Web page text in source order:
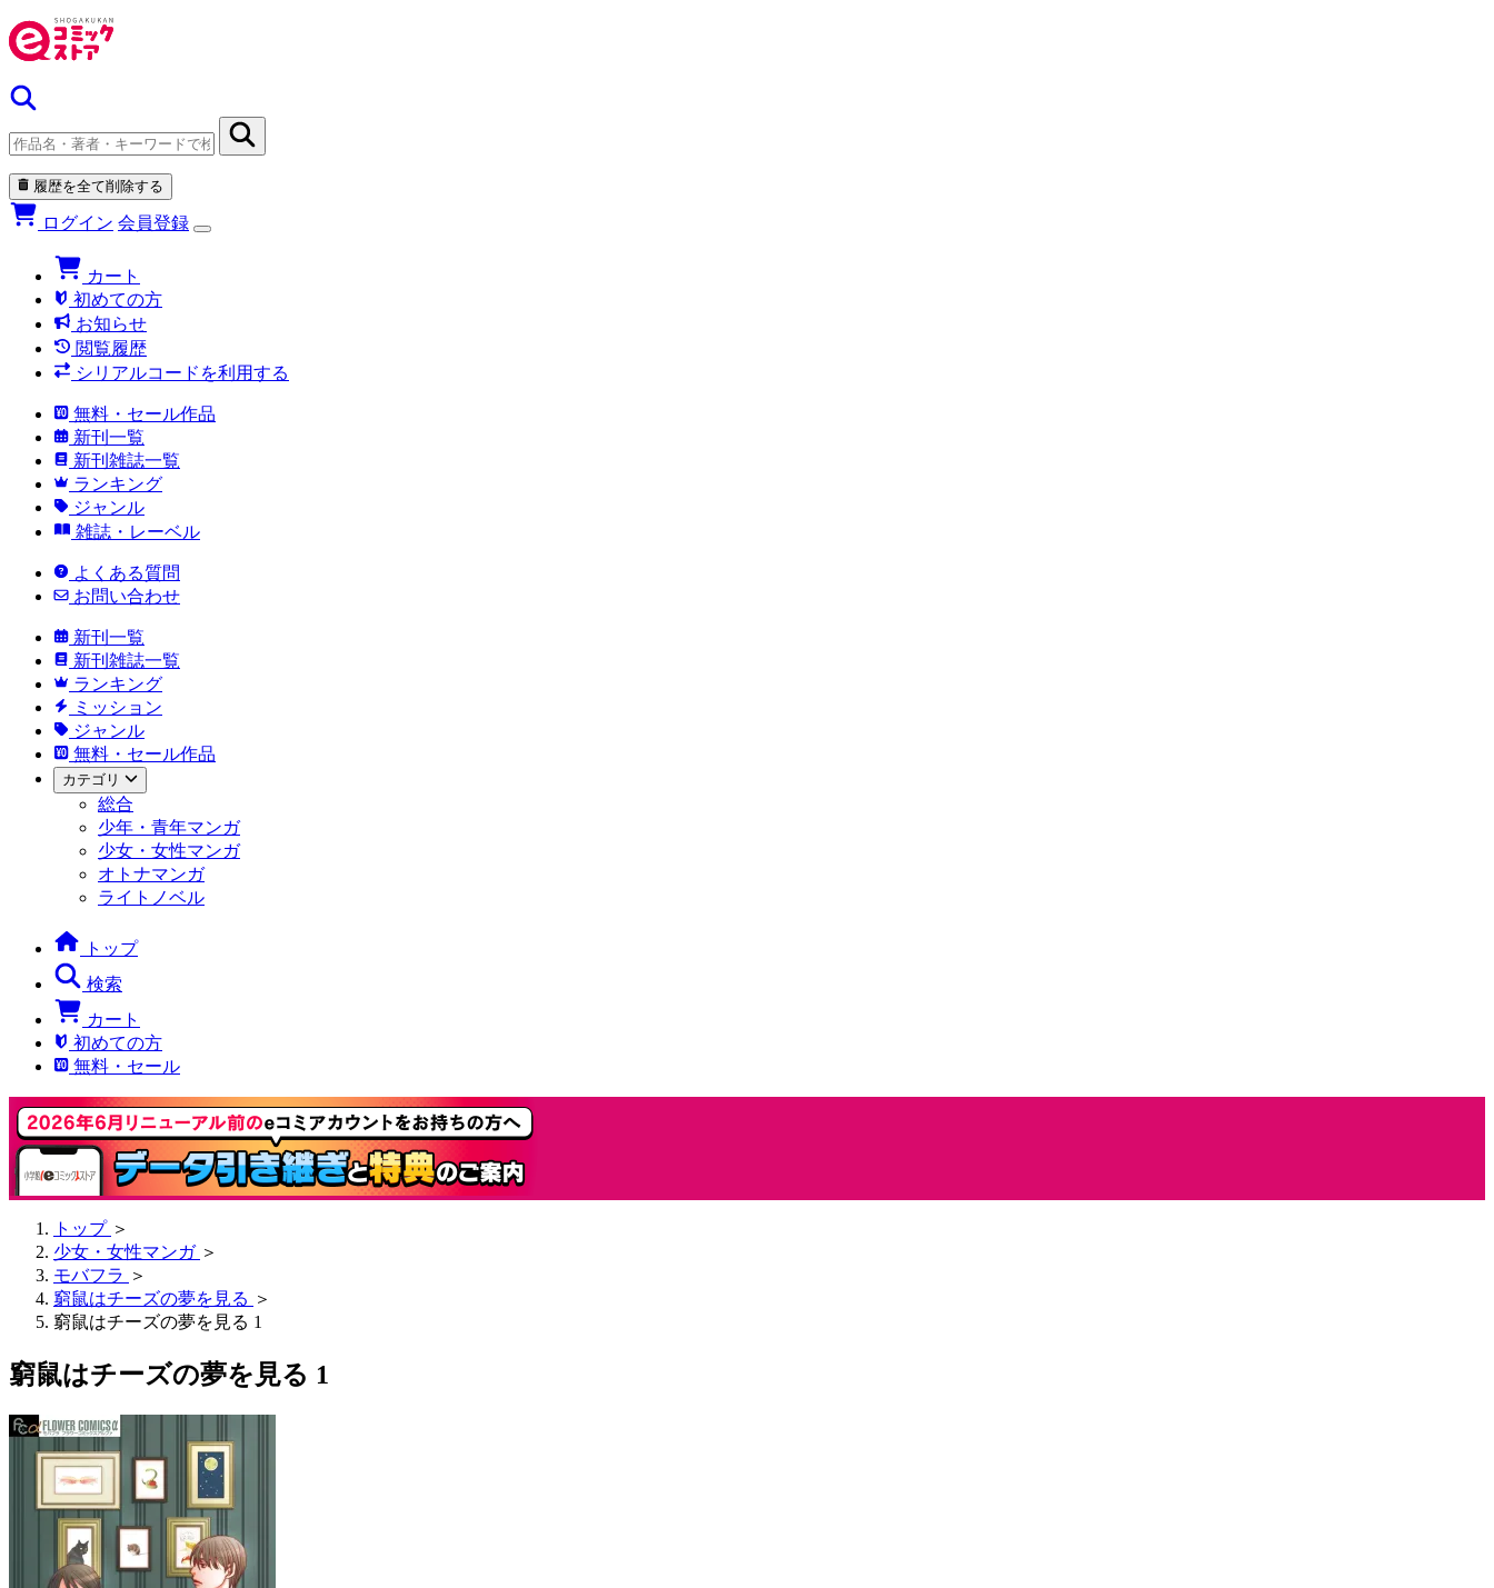
履歴を全て削除する
ログイン 会員登録
カート
初めての方
お知らせ
閲覧履歴
シリアルコードを利用する
無料・セール作品
新刊一覧
新刊雑誌一覧
ランキング
ジャンル
雑誌・レーベル
よくある質問
お問い合わせ
新刊一覧
新刊雑誌一覧
ランキング
ミッション
ジャンル
無料・セール作品
カテゴリ
総合
少年・青年マンガ
少女・女性マンガ
オトナマンガ
ライトノベル
トップ
検索
カート
初めての方
無料・セール
トップ ＞
少女・女性マンガ ＞
モバフラ ＞
窮鼠はチーズの夢を見る ＞
窮鼠はチーズの夢を見る 1
窮鼠はチーズの夢を見る 1